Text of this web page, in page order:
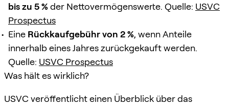
bis zu 5 %der Nettovermögenswerte. Quelle: USVC
Prospectus
Eine Rückkaufgebühr von 2 %, wenn Anteile
innerhalb eines Jahres zurückgekauft werden.
Quelle: USVC Prospectus
Was hält es wirklich?
USVC veröffentlicht einen Überblick über das